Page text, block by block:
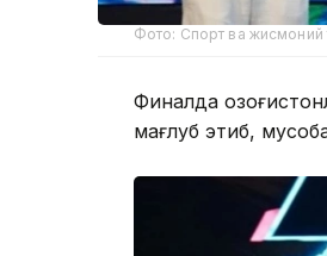
Фото: Спорт ва жисмоний
Финалда
мағлуб этиб,